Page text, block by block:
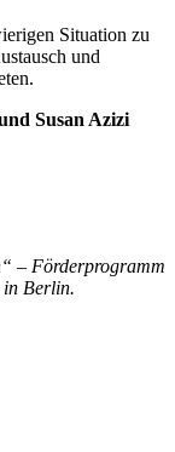
Situation zu
und
Susan Azizi
– Förderprogramm
Berlin.